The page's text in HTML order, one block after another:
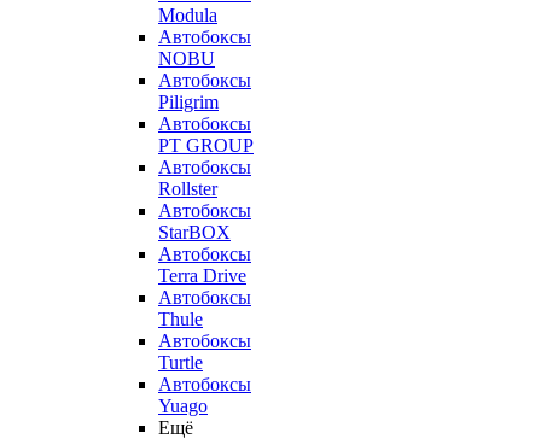
Modula
Автобоксы
NOBU
Автобоксы
Piligrim
Автобоксы
PT GROUP
Автобоксы
Rollster
Автобоксы
StarBOX
Автобоксы
Terra Drive
Автобоксы
Thule
Автобоксы
Turtle
Автобоксы
Yuago
Ещё